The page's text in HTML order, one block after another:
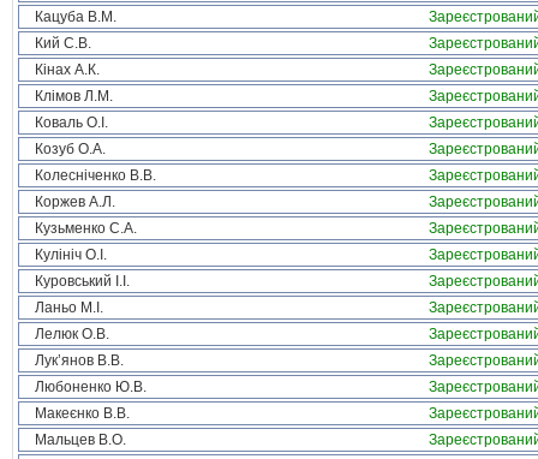
Кацуба В.М.
Кий С.В.
Кінах А.К.
Клімов Л.М.
Коваль О.І.
Козуб О.А.
Колесніченко В.В.
Коржев А.Л.
Кузьменко С.А.
Кулініч О.І.
Куровський І.І.
Ланьо М.І.
Лелюк О.В.
Лук’янов В.В.
Любоненко Ю.В.
Макеєнко В.В.
Мальцев В.О.